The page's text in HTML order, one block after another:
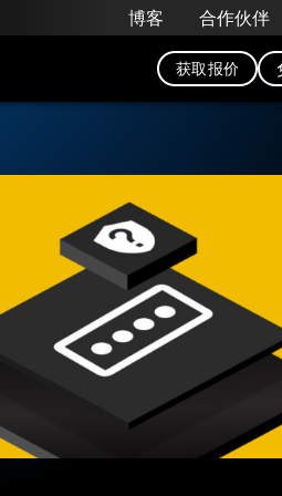
博客 合作伙伴
获取报价